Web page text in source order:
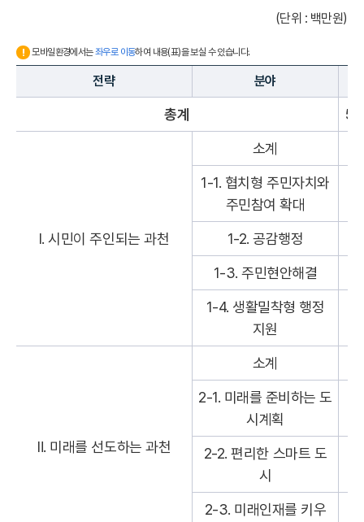
(단위 : 백만원)
모바일환경에서는좌우로 이동하여 내용(표)을 보실 수 있습니다.
전략 분야
총계
Ⅰ. 시민이 주인되는 과천
소계
1-1. 협치형 주민자치와
주민참여 확대
1-2. 공감행정
1-3. 주민현안해결
1-4. 생활밀착형 행정
지원
Ⅱ. 미래를 선도하는 과천
소계
2-1. 미래를 준비하는 도
시계획
2-2. 편리한 스마트 도
시
2-3. 미래인재를 키우